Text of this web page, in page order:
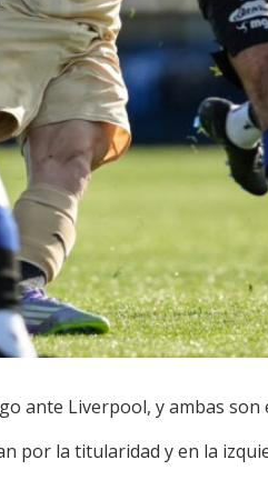
ante Liverpool, y ambas son
por la titularidad y en la